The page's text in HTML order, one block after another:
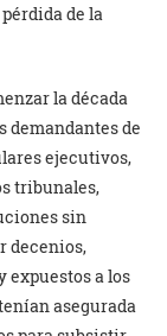
de la
la década
demandantes de
ejecutivos,
tribunales,
sin
decenios,
expuestos a los
asegurada